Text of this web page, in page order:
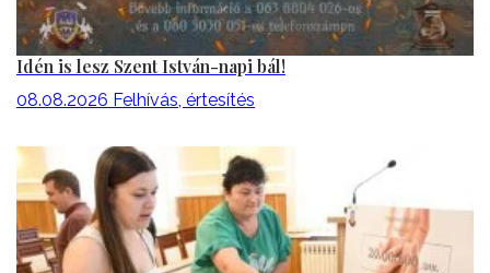
Idén is lesz Szent István-napi bál!
08.08.2026 Felhívás, értesítés